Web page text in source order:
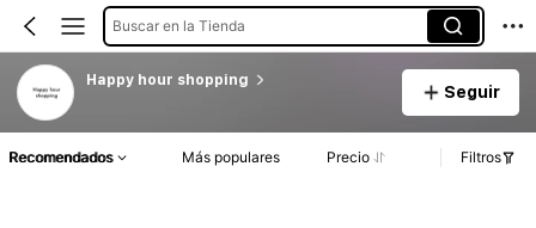
Buscar en la Tienda
Happy hour shopping
Seguir
Recomendados Más populares Precio Filtros